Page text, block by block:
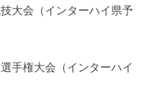
大会（インターハイ県予
手権大会（インターハイ